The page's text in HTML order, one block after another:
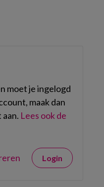
moet je ingelogd
maak dan
Lees ook de
Login